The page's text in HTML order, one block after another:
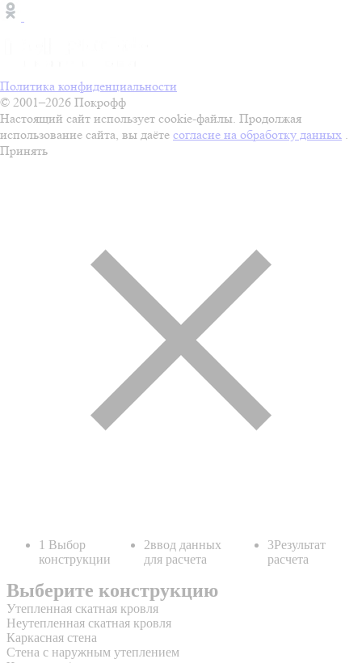
Политика конфиденциальности
© 2001–2026 Покрофф
Настоящий сайт использует cookie-файлы. Продолжая
использование сайта, вы даёте согласие на обработку данных .
Принять